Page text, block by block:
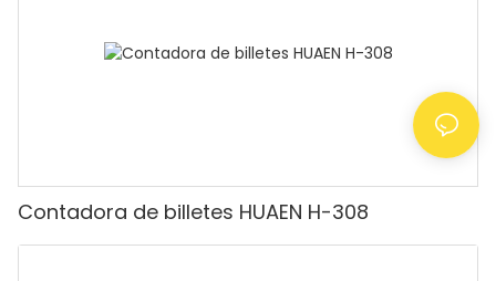
Contadora de billetes HUAEN H-308